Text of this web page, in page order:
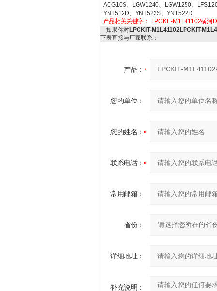
ACG10S、LGW1240、LGW1250、
YNT512D、YNT522S、YNT522D
产品相关关键字：
LPCKIT-M1L41102横河
如果你对LPCKIT-M1L41102LPCKIT-
下表直接与厂家联系：
产品：
您的单位：
您的姓名：
联系电话：
常用邮箱：
省份：
详细地址：
补充说明：